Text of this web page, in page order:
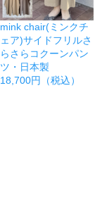
mink chair(ミンクチ
ェア)サイドフリルさ
らさらコクーンパン
ツ・日本製
18,700円（税込）